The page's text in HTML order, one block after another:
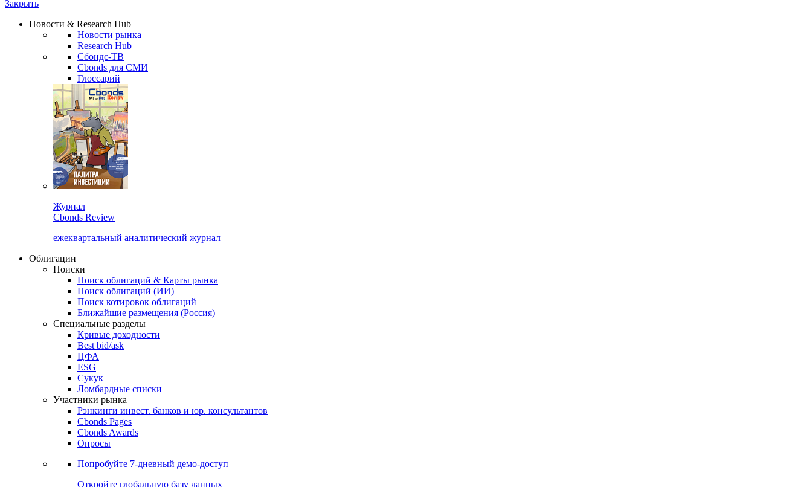
Надстройка XLS
Сбондс Люди
Новости & Research Hub
Новости рынка
Research Hub
Сбондс-ТВ
Cbonds для СМИ
Глоссарий
Журнал
Cbonds Review
ежеквартальный аналитический журнал
Облигации
Поиски
Поиск облигаций & Карты рынка
Поиск облигаций (ИИ)
Поиск котировок облигаций
Ближайшие размещения (Россия)
Специальные разделы
Кривые доходности
Best bid/ask
ЦФА
ESG
Сукук
Ломбардные списки
Участники рынка
Рэнкинги инвест. банков и юр. консультантов
Cbonds Pages
Cbonds Awards
Опросы